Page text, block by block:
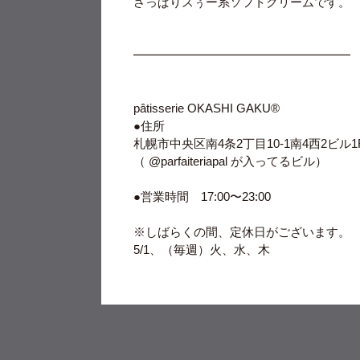
━━━━━━━━━━━━━━━━━━
pâtisserie OKASHI GAKU®︎
●住所
札幌市中央区南4条2丁目10-1南4西2ビル
（ @parfaiteriapal が入ってるビル）
●営業時間 17:00〜23:00
※しばらくの間、定休日がございます。
5/1、（毎週）火、水、木